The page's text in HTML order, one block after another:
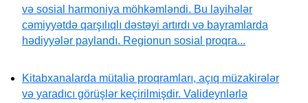
və sosial harmoniya möhkəmləndi. Bu layihələr
cəmiyyətdə qarşılıqlı dəstəyi artırdı və bayramlarda
hədiyyələr paylandı. Regionun sosial proqra...
Kitabxanalarda mütaliə proqramları, açıq müzakirələr
və yaradıcı görüşlər keçirilmişdir. Valideynlərlə